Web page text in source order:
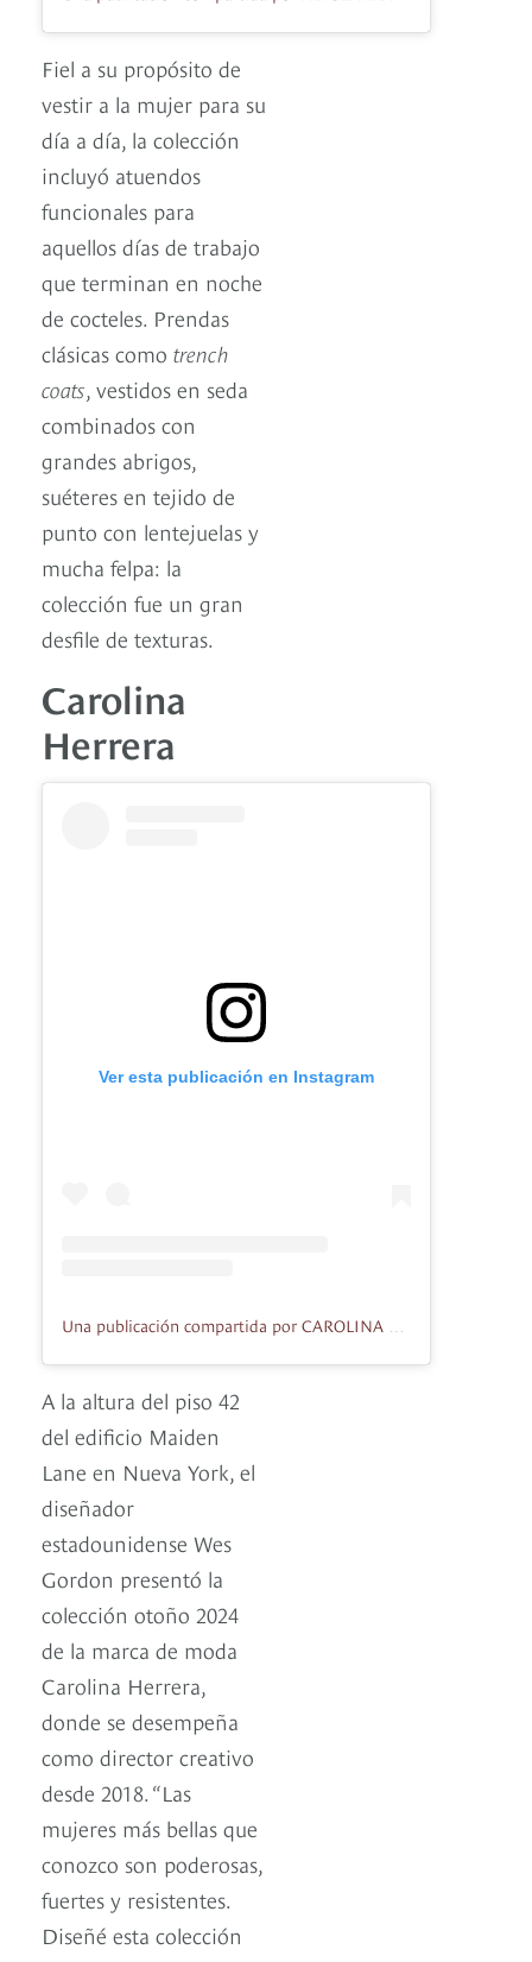
Fiel a su propósito de
vestir a la mujer para su
día a día, la colección
incluyó atuendos
funcionales para
aquellos días de trabajo
que terminan en noche
de cocteles. Prendas
clásicas como trench
coats, vestidos en seda
combinados con
grandes abrigos,
suéteres en tejido de
punto con lentejuelas y
mucha felpa: la
colección fue un gran
desfile de texturas.
Carolina
Herrera
Ver esta publicación en Instagram
A la altura del piso 42
del edificio Maiden
Lane en Nueva York, el
diseñador
estadounidense Wes
Gordon presentó la
colección otoño 2024
de la marca de moda
Carolina Herrera,
donde se desempeña
como director creativo
desde 2018. “Las
mujeres más bellas que
conozco son poderosas,
fuertes y resistentes.
Diseñé esta colección